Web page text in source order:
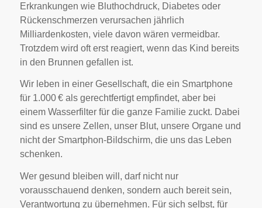
Erkrankungen wie Bluthochdruck, Diabetes oder
Rückenschmerzen verursachen jährlich
Milliardenkosten, viele davon wären vermeidbar.
Trotzdem wird oft erst reagiert, wenn das Kind bereits
in den Brunnen gefallen ist.
Wir leben in einer Gesellschaft, die ein Smartphone
für 1.000 € als gerechtfertigt empfindet, aber bei
einem Wasserfilter für die ganze Familie zuckt. Dabei
sind es unsere Zellen, unser Blut, unsere Organe und
nicht der Smartphon-Bildschirm, die uns das Leben
schenken.
Wer gesund bleiben will, darf nicht nur
vorausschauend denken, sondern auch bereit sein,
Verantwortung zu übernehmen. Für sich selbst, für